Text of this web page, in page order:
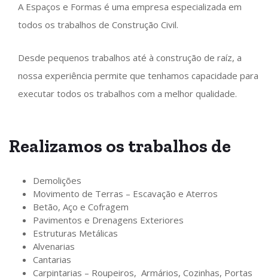
A Espaços e Formas é uma empresa especializada em
todos os trabalhos de Construção Civil.
Desde pequenos trabalhos até à construção de raíz, a
nossa experiência permite que tenhamos capacidade para
executar todos os trabalhos com a melhor qualidade.
Realizamos os trabalhos de
Demolições
Movimento de Terras – Escavação e Aterros
Betão, Aço e Cofragem
Pavimentos e Drenagens Exteriores
Estruturas Metálicas
Alvenarias
Cantarias
Carpintarias – Roupeiros, Armários, Cozinhas, Portas